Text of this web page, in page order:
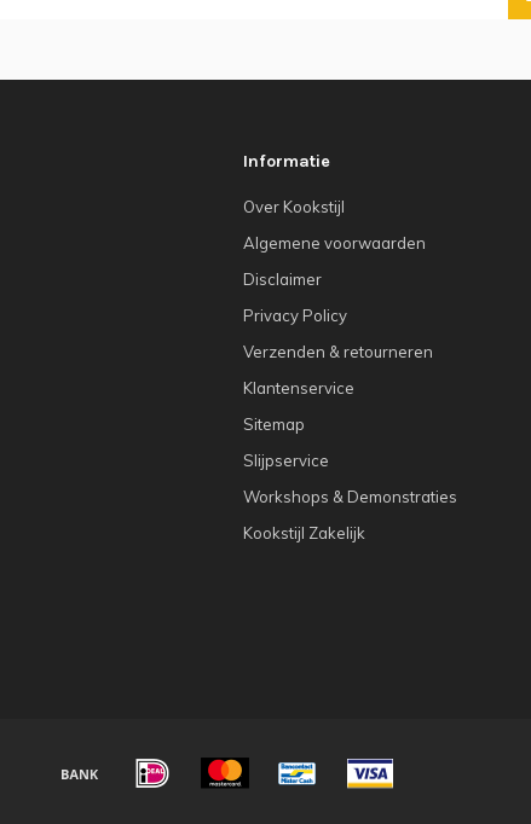
Informatie
Over Kookstijl
Algemene voorwaarden
Disclaimer
Privacy Policy
Verzenden & retourneren
Klantenservice
Sitemap
Slijpservice
Workshops & Demonstraties
Kookstijl Zakelijk